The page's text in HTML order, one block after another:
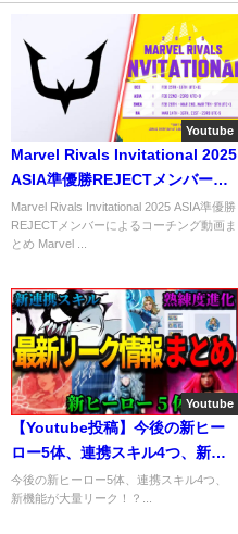
Youtube
Marvel Rivals Invitational 2025
ASIA準優勝REJECTメンバーに
よるコーチング動画まとめ
Marvel Rivals Invitational 2025 ASIA準優勝
REJECTメンバーによるコーチング動画ま
とめ Marvel ...
Youtube
【Youtube投稿】今後の新ヒー
ロー5体、連携スキル4つ、新機
能が大量リーク！？
今後の新ヒーロー5体、連携スキル4つ、
新機能が大量リーク！？...